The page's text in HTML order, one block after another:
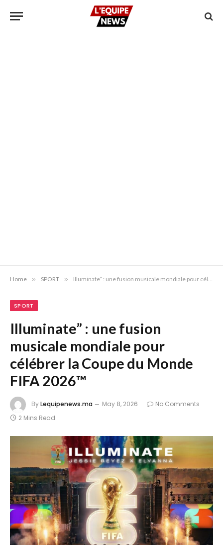
Home » SPORT » Illuminate” : une fusion musicale mondiale pour célébrer la Coupe du Monde FIFA 2026™
SPORT
Illuminate” : une fusion
musicale mondiale pour
célébrer la Coupe du Monde
FIFA 2026™
ByLequipenews.ma May 8, 2026
No Comments
2 Mins Read